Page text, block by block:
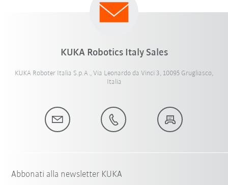
KUKA Robotics Italy Sales
KUKA Roboter Italia S.p.A., Via Leonardo da Vinci 3, 10095 Grugliasco,
Italia
Abbonati alla newsletter KUKA